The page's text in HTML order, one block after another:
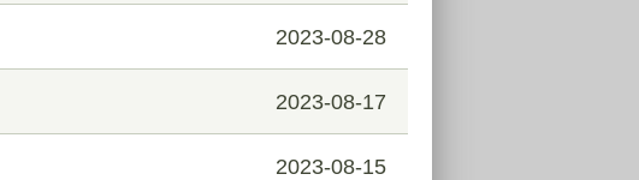
2023-08-28
2023-08-17
2023-08-15